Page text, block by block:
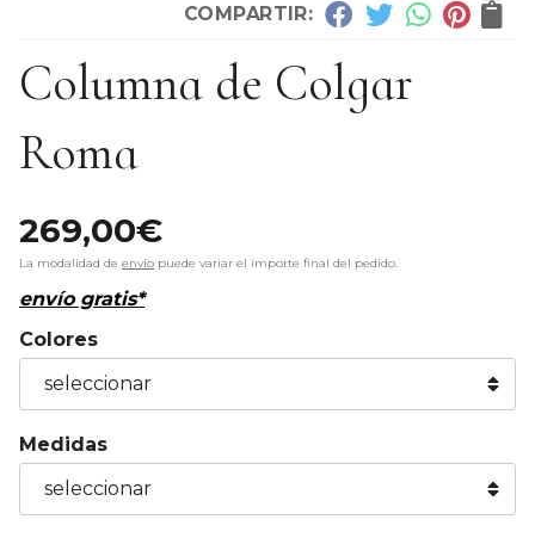
COMPARTIR:
Columna de Colgar
Roma
269,00€
La modalidad de envío puede variar el importe final del pedido.
envío gratis*
Colores
Medidas